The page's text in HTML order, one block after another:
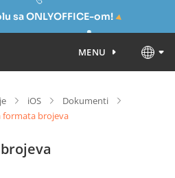
sa ONLYOFFICE-om!
MENU
iOS
Dokumenti
formata brojeva